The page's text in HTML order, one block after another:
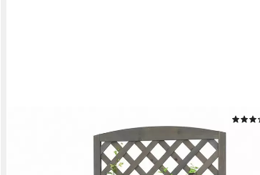
Blumenkasten Blumenkasten Rankkasten Rankgitter
Rankhilfe Blumenkübel Rankgestell
104,90 €